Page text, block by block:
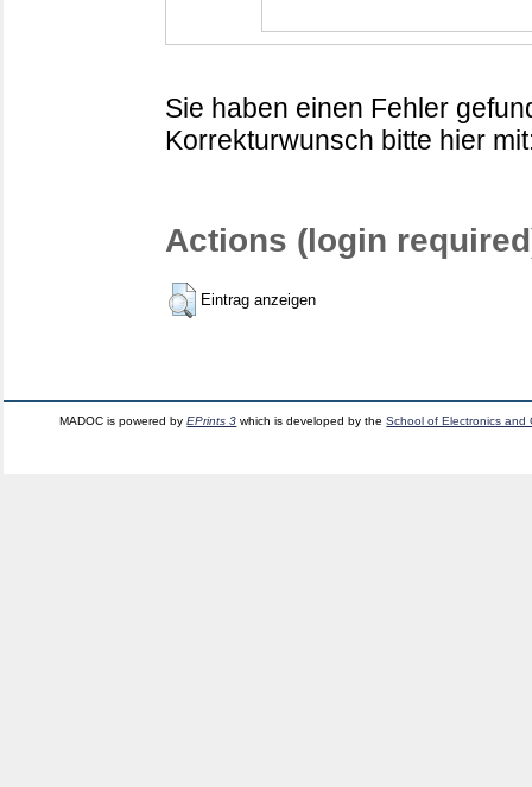
Sie haben einen Fehler
Korrekturwunsch bitte hier
Actions (login
Eintrag anzeigen
MADOC is powered byEPrints 3 which is developed by theSchool of Electronics and